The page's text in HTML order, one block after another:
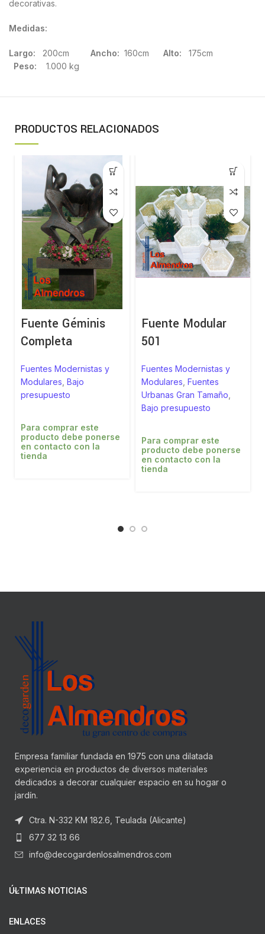
decorativas.
Medidas:
Largo: 200cm Ancho: 160cmAlto: 175cm
Peso: 1.000 kg
PRODUCTOS RELACIONADOS
Fuente Géminis
Completa
Fuentes Modernistas y
Modulares ,Bajo
presupuesto
Para comprar este
producto debe ponerse
en contacto con la
tienda
Fuente Modular
501
Fuentes Modernistas y
Modulares Fuentes
Urbanas Gran Tamaño
Bajo presupuesto
Para comprar este
producto debe ponerse
en contacto con la
tienda
Empresa familiar fundada en 1975 con una dilatada
experiencia en productos de diversos materiales
dedicados a decorar cualquier espacio en su hogar o
jardín.
Ctra. N-332 KM 182.6, Teulada (Alicante)
677 32 13 66
info@decogardenlosalmendros.com
ÚLTIMAS NOTICIAS
ENLACES